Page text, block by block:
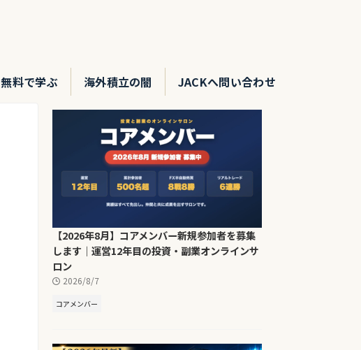
無料で学ぶ 海外積立の闇 JACKへ問い合わせ
【2026年8月】コアメンバー新規参加者を募集
します｜運営12年目の投資・副業オンラインサ
ロン
2026/8/7
コアメンバー